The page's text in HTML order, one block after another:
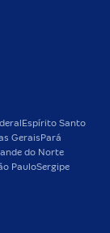
Espírito Santo
Gerais Pará
do Norte
PauloSergipe